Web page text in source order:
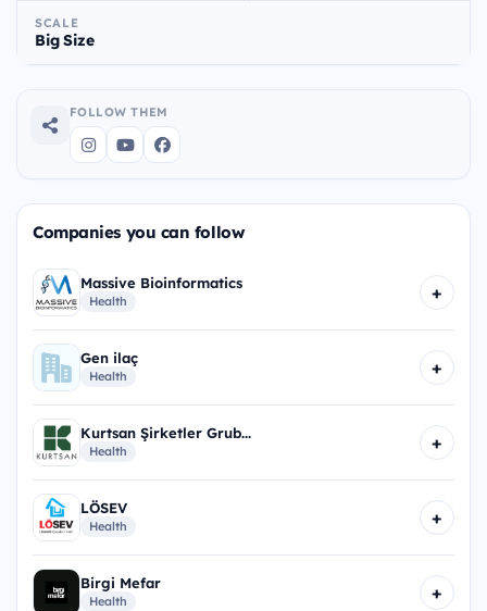
SCALE
Big Size
FOLLOW THEM
Companies you can follow
Massive Bioinformatics
Health +
Gen ilaç
Health +
Kurtsan Şirketler Grub...
Health +
LÖSEV
Health +
Birgi Mefar
Health +